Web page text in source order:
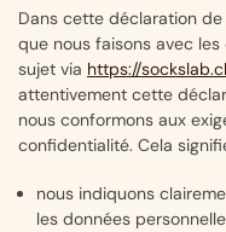
Dans cette déclaration
que nous faisons avec
sujet via https://
attentivement cette
nous conformons aux
confidentialité. Cela
nous indiquons
les données